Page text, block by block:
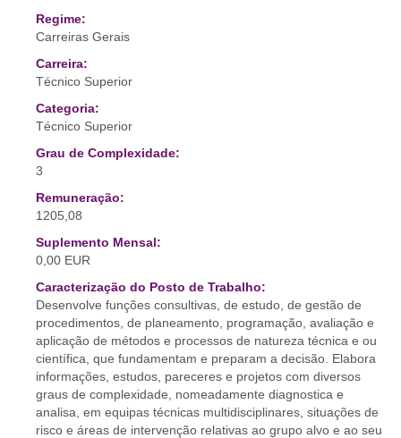
Regime:
Carreiras Gerais
Carreira:
Técnico Superior
Categoria:
Técnico Superior
Grau de Complexidade:
3
Remuneração:
1205,08
Suplemento Mensal:
0,00 EUR
Caracterização do Posto de Trabalho:
Desenvolve funções consultivas, de estudo, de gestão de
procedimentos, de planeamento, programação, avaliação e
aplicação de métodos e processos de natureza técnica e ou
científica, que fundamentam e preparam a decisão. Elabora
informações, estudos, pareceres e projetos com diversos
graus de complexidade, nomeadamente diagnostica e
analisa, em equipas técnicas multidisciplinares, situações de
risco e áreas de intervenção relativas ao grupo alvo e ao seu